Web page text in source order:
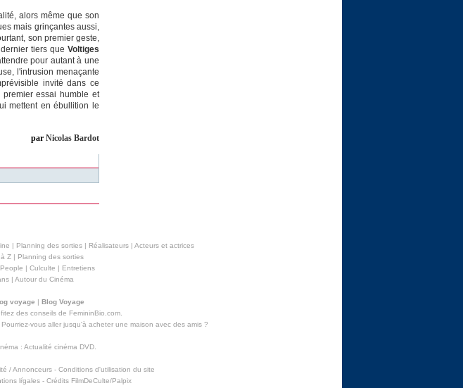
alors même que son
mais grinçantes aussi,
son premier geste,
tiers que Voltiges
pour autant à une
l'intrusion menaçante
invité dans ce
essai humble et
mettent en ébullition le
par Nicolas Bardot
| Planning des sorties| Réalisateurs| Acteurs et actrices
Z| Planning des sorties
| Culculte | Entretiens
| Autour du Cinéma
voyage | Blog Voyage
des conseils de FemininBio.com.
vous aller jusqu'à acheter une maison avec des amis?
: Actualité cinéma DVD
/ Annonceurs - Conditions d'utilisation du site
lŕgales- Crédits FilmDeCulte/Palpix